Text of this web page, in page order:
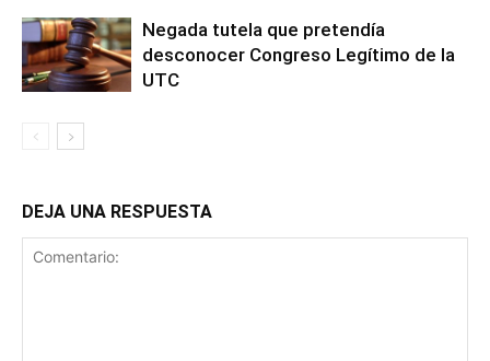
Negada tutela que pretendía
desconocer Congreso Legítimo de la
UTC
DEJA UNA RESPUESTA